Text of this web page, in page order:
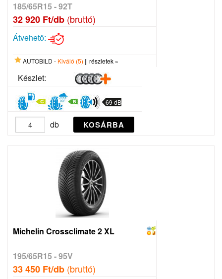
185/65R15 - 92T
32 920 Ft/db (bruttó)
Átvehető:
AUTOBILD - Kiváló (5) || részletek »
Készlet:
69 dB
db KOSÁRBA
Michelin Crossclimate 2 XL
195/65R15 - 95V
33 450 Ft/db (bruttó)